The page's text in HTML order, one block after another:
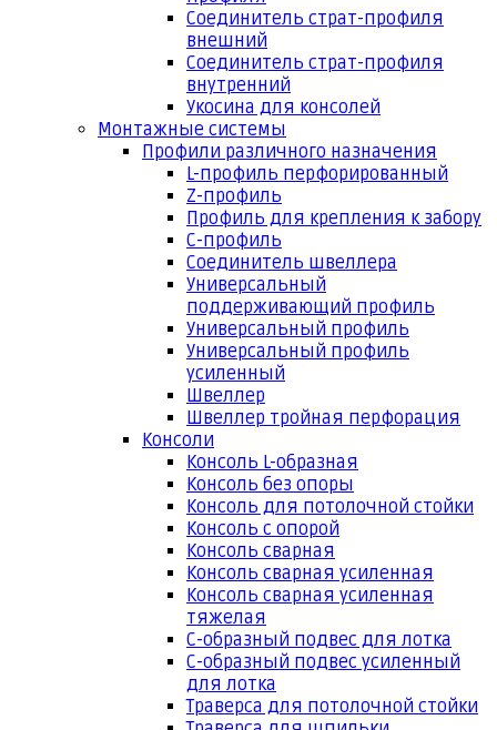
Соединитель страт-профиля
внешний
Соединитель страт-профиля
внутренний
Укосина для консолей
Монтажные системы
Профили различного назначения
L-профиль перфорированный
Z-профиль
Профиль для крепления к забору
С-профиль
Соединитель швеллера
Универсальный
поддерживающий профиль
Универсальный профиль
Универсальный профиль
усиленный
Швеллер
Швеллер тройная перфорация
Консоли
Консоль L-образная
Консоль без опоры
Консоль для потолочной стойки
Консоль с опорой
Консоль сварная
Консоль сварная усиленная
Консоль сварная усиленная
тяжелая
С-образный подвес для лотка
С-образный подвес усиленный
для лотка
Траверса для потолочной стойки